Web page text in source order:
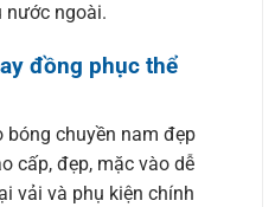
nước ngoài.
đồng phục thể
bóng chuyền nam đẹp
cấp, đẹp, mặc vào dễ
vải và phụ kiện chính